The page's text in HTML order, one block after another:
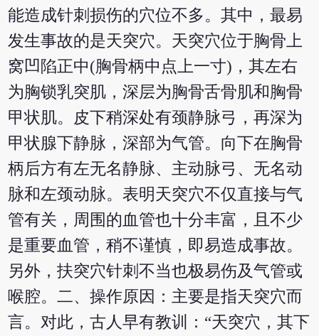
能造成针刺损伤的穴位不多。其中，最易
发生事故的是天突穴。天突穴位于胸骨上
窝凹陷正中(胸骨柄中点上一寸)，其左右
为胸锁乳突肌，深层为胸骨舌骨肌和胸骨
甲状肌。皮下稍深处有颈静脉弓，再深为
甲状腺下静脉，深部为气管。向下在胸骨
柄后方有左无名静脉、主动脉弓、无名动
脉和左颈动脉。表明天突穴不仅直接与气
管有关，周围的血管也十分丰富，且不少
是重要血管，稍不谨慎，即易造成事故。
另外，扶突穴针刺不当也极易伤及气管或
喉腔。二、操作原因：主要是指天突穴而
言。对此，古人早有教训：“天突穴，其下